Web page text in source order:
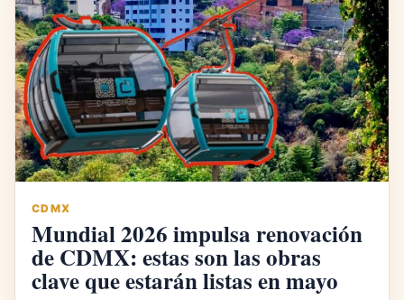
CDMX
Mundial 2026 impulsa renovación
de CDMX: estas son las obras
clave que estarán listas en mayo